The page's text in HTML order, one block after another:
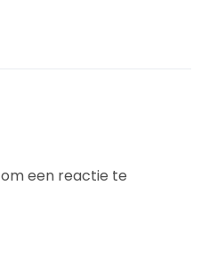
om een reactie te